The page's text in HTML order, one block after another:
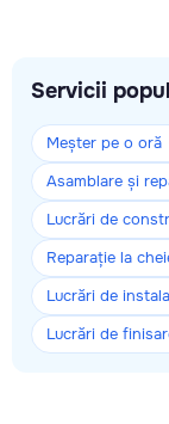
Servicii
Meșter pe o oră
Asamblare și
Lucrări de
Reparație la
Lucrări de
Lucrări de